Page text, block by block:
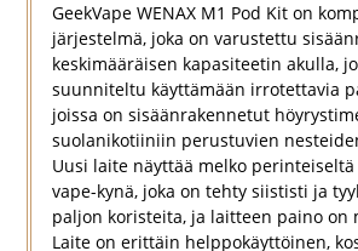
GeekVape WENAX M1 Pod Kit on
järjestelmä, joka on varustettu
keskimääräisen kapasiteetin akulla,
suunniteltu käyttämään irrotettavia
joissa on sisäänrakennetut
suolanikotiiniin perustuvien
Uusi laite näyttää melko perinteiseltä
vape-kynä, joka on tehty siististi ja
paljon koristeita, ja laitteen paino on
Laite on erittäin helppokäyttöinen,